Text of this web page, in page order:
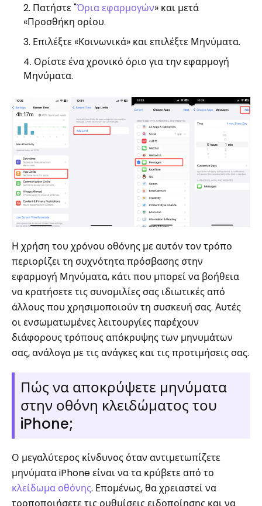
Πατήστε "Όρια εφαρμογών» και μετά
«Προσθήκη ορίου.
Επιλέξτε «Κοινωνικά» και επιλέξτε Μηνύματα.
Ορίστε ένα χρονικό όριο για την εφαρμογή
Μηνύματα.
Η χρήση του χρόνου οθόνης με αυτόν τον τρόπο
περιορίζει τη συχνότητα πρόσβασης στην
εφαρμογή Μηνύματα, κάτι που μπορεί να βοήθεια
να κρατήσετε τις συνομιλίες σας ιδιωτικές από
άλλους που χρησιμοποιούν τη συσκευή σας. Αυτές
οι ενσωματωμένες λειτουργίες παρέχουν
διάφορους τρόπους απόκρυψης των μηνυμάτων
σας, ανάλογα με τις ανάγκες και τις προτιμήσεις σας.
Πώς να αποκρύψετε μηνύματα
στην οθόνη κλειδώματος του
iPhone;
Ο μεγαλύτερος κίνδυνος όταν αντιμετωπίζετε
μηνύματα iPhone είναι να τα κρύβετε από το
κλείδωμα οθόνης. Επομένως, θα χρειαστεί να
τροποποιήσετε τις ρυθμίσεις ειδοποίησης και να